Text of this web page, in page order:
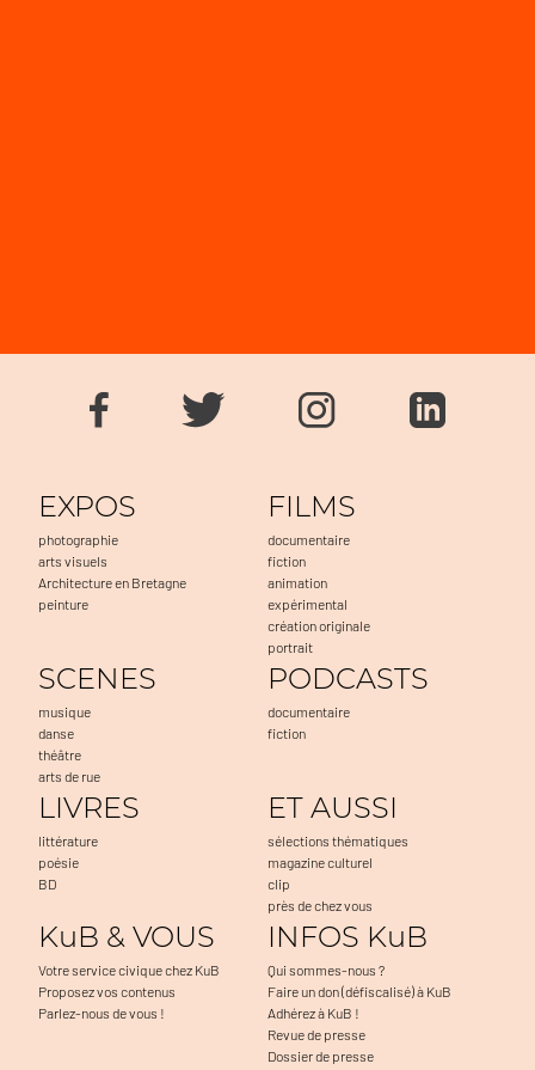
EXPOS
photographie
arts visuels
Architecture en Bretagne
peinture
FILMS
documentaire
fiction
animation
expérimental
création originale
portrait
SCENES
musique
danse
théâtre
arts de rue
PODCASTS
documentaire
fiction
LIVRES
littérature
poésie
BD
ET AUSSI
sélections thématiques
magazine culturel
clip
près de chez vous
KuB & VOUS
Votre service civique chez KuB
Proposez vos contenus
Parlez-nous de vous !
INFOS KuB
Qui sommes-nous ?
Faire un don (défiscalisé) à KuB
Adhérez à KuB !
Revue de presse
Dossier de presse